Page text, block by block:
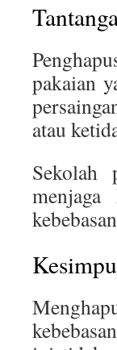
pakaian
atau
Sekolah
menjaga